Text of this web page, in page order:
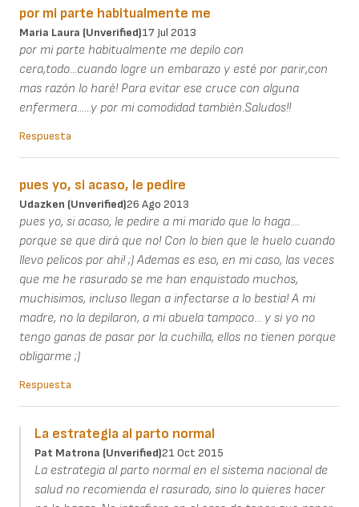
por mi parte habitualmente me
Maria Laura (unverified)17 Jul 2013
por mi parte habitualmente me depilo con
cera,todo...cuando logre un embarazo y esté por parir,con
mas razón lo haré! Para evitar ese cruce con alguna
enfermera......y por mi comodidad también.Saludos!!
Respuesta
pues yo, si acaso, le pedire
Udazken (unverified)26 Ago 2013
pues yo, si acaso, le pedire a mi marido que lo haga....
porque se que dirá que no! Con lo bien que le huelo cuando
llevo pelicos por ahi! ;) Ademas es eso, en mi caso, las veces
que me he rasurado se me han enquistado muchos,
muchisimos, incluso llegan a infectarse a lo bestia! A mi
madre, no la depilaron, a mi abuela tampoco... y si yo no
tengo ganas de pasar por la cuchilla, ellos no tienen porque
obligarme ;)
Respuesta
La estrategia al parto normal
Pat Matrona (unverified)21 Oct 2015
La estrategia al parto normal en el sistema nacional de
salud no recomienda el rasurado, sino lo quieres hacer